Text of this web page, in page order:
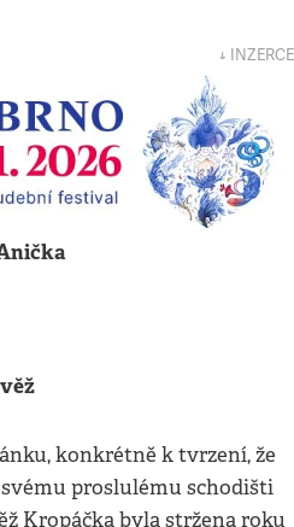
↓ INZERCE
konkrétně k tvrzení, že
proslulému schodišti
Kropáčka byla stržena roku